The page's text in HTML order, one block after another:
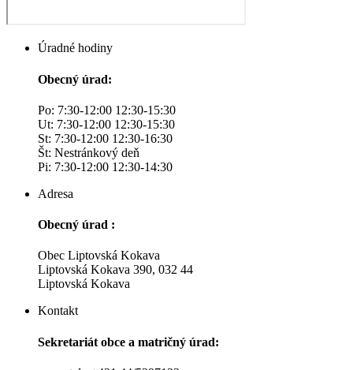
Úradné hodiny
Obecný úrad:
Po: 7:30-12:00 12:30-15:30
Ut: 7:30-12:00 12:30-15:30
St: 7:30-12:00 12:30-16:30
Št: Nestránkový deň
Pi: 7:30-12:00 12:30-14:30
Adresa
Obecný úrad :
Obec Liptovská Kokava
Liptovská Kokava 390, 032 44
Liptovská Kokava
Kontakt
Sekretariát obce a matričný úrad: